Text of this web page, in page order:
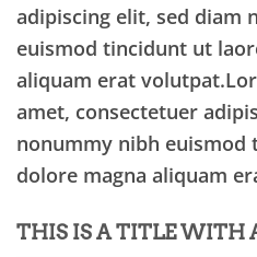
adipiscing elit, sed diam
euismod tincidunt ut
aliquam erat
amet, consectetuer
nonummy nibh
dolore magna aliquam
THIS IS A TITLE WITH